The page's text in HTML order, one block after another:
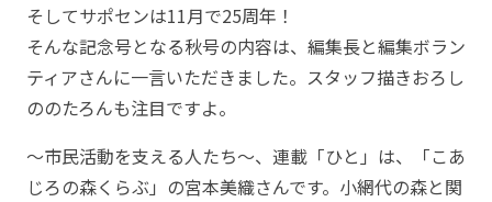
そしてサポセンは11月で25周年！
そんな記念号となる秋号の内容は、編集長と編集ボラン
ティアさんに一言いただきました。スタッフ描きおろし
ののたろんも注目ですよ。
～市民活動を支える人たち～、連載「ひと」は、「こあ
じろの森くらぶ」の宮本美織さんです。小網代の森と関